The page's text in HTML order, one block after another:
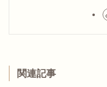
関連記事